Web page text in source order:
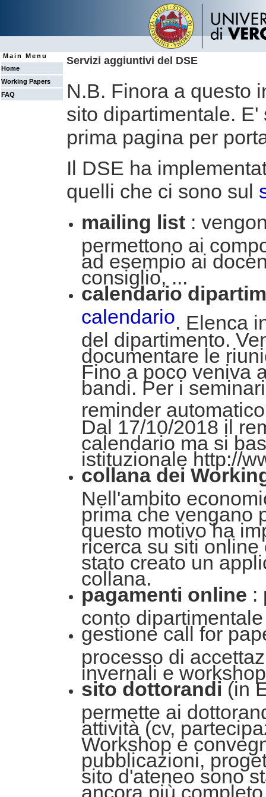
Main Menu
Home
Working Papers
FAQ
Servizi aggiuntivi del DSE
N.B. Finora a questo
sito dipartimentale.
prima pagina per
Il DSE ha
quelli che ci sono sul
mailing list :
permettono ai
ad esempio ai
consiglio, ...
calendario
calendario . Elenca
del dipartimento.
documentare le
Fino a poco veniva
bandi. Per i
reminder
Dal 17/10/2018 il
calendario ma si
istituzionale http://
collana dei
Nell'ambito
prima che vengano
questo motivo ha
ricerca su siti online
stato creato un
collana.
pagamenti online :
conto
gestione call for
processo di
invernali e workshop
sito dottorandi (in
permette ai
attività (cv,
Workshop e
pubblicazioni,
sito d'ateneo sono
ancora più